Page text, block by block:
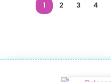
1 2 3 4